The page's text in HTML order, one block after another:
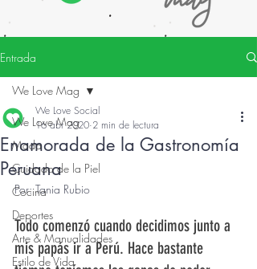
Entrada
We Love Mag
Moda
Cuidado de la Piel
Cocina
Deportes
Arte & Manualidades
Estilo de Vida
We Love Mag
Enamorada de la Gastronomía
Peruana
We Love Social
16 abr 2020 2 min de lectura
Por: Tania Rubio
Todo comenzó cuando decidimos junto a
mis papás ir a Perú. Hace bastante